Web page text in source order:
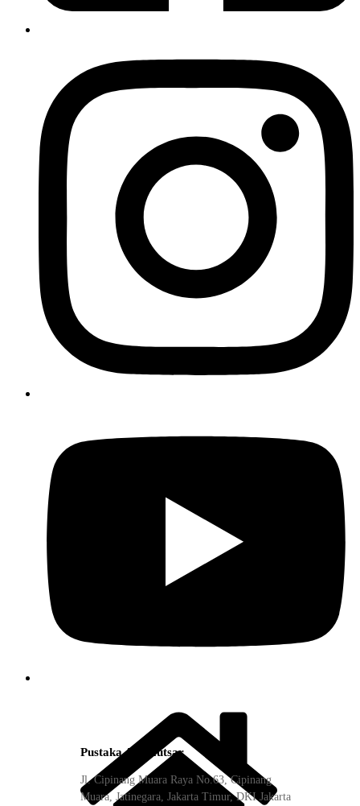
Pustaka Al-Kautsar
Jl. Cipinang Muara Raya No.63, Cipinang
Muara, Jatinegara, Jakarta Timur, DKI Jakarta